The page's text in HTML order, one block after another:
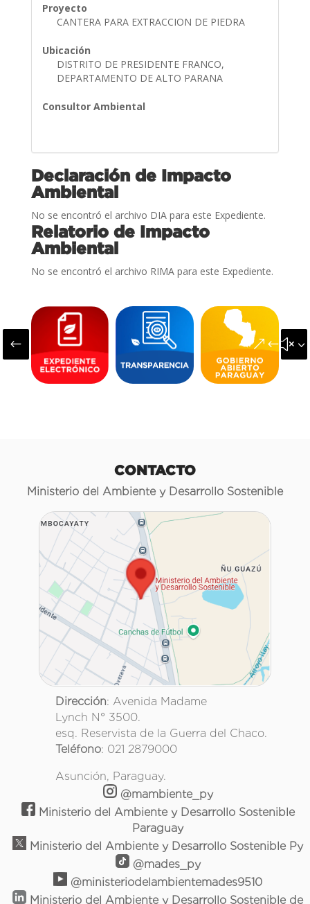
Proyecto
CANTERA PARA EXTRACCION DE PIEDRA
Ubicación
DISTRITO DE PRESIDENTE FRANCO,
DEPARTAMENTO DE ALTO PARANA
Consultor Ambiental
Declaración de Impacto
Ambiental
No se encontró el archivo DIA para este Expediente.
Relatorio de Impacto
Ambiental
No se encontró el archivo RIMA para este Expediente.
#
CONTACTO
Ministerio del Ambiente y Desarrollo Sostenible
Dirección: Avenida Madame
Lynch N° 3500.
esq. Reservista de la Guerra del Chaco.
Teléfono: 021 2879000
Asunción, Paraguay.
@mambiente_py
Ministerio del Ambiente y Desarrollo Sostenible
Paraguay
Ministerio del Ambiente y Desarrollo Sostenible Py
@mades_py
@ministeriodelambientemades9510
Ministerio del Ambiente y Desarrollo Sostenible de